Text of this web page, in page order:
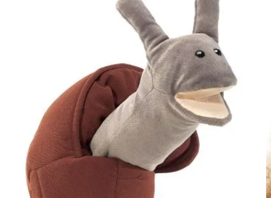
Junge im blauen Pullover hält die Folkmanis Handpuppe
kleines Chamäleon in Grün-Rot mit gerolltem Schwanz in